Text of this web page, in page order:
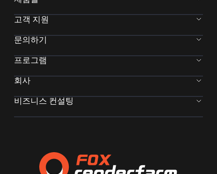
고객 지원
문의하기
프로그램
회사
비즈니스 컨설팅